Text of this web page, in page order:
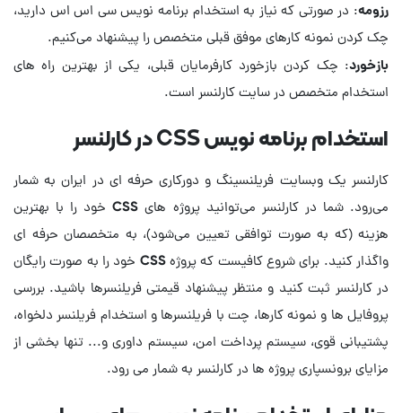
رزومه: در صورتی که نیاز به استخدام برنامه نویس سی اس اس دارید،
چک کردن نمونه‌ کارهای موفق قبلی متخصص را پیشنهاد می‌کنیم.
بازخورد: چک کردن بازخورد کارفرمایان قبلی، یکی از بهترین راه های
استخدام متخصص در سایت کارلنسر است.
استخدام برنامه نویس CSS در کارلنسر
کارلنسر یک وبسایت فریلنسینگ و دورکاری حرفه ای در ایران به شمار
می‌رود. شما در کارلنسر می‌توانید پروژه های CSS خود را با بهترین
هزینه (که به صورت توافقی تعیین می‌شود)، به متخصصان حرفه ای
واگذار کنید. برای شروع کافیست که پروژه CSS خود را به صورت رایگان
در کارلنسر ثبت کنید و منتظر پیشنهاد قیمتی فریلنسرها باشید. بررسی
پروفایل ها و نمونه کارها، چت با فریلنسرها و استخدام فریلنسر دلخواه،
پشتیبانی قوی، سیستم پرداخت امن، سیستم داوری و... تنها بخشی از
مزایای برونسپاری پروژه ها در کارلنسر به شمار می رود.